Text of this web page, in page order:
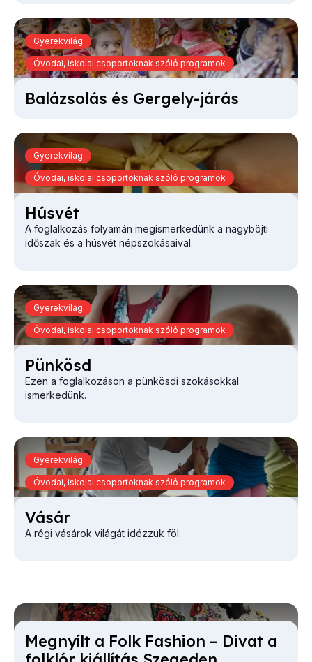
Ba­lá­zso­lás és Ger­gely-já­rás
Gyerekvilág
Óvodai, iskolai csoportoknak szóló programok
Hús­vét
A foglalkozás folyamán megismerkedünk a nagyböjti
időszak és a húsvét népszokásaival.
Gyerekvilág
Óvodai, iskolai csoportoknak szóló programok
Pün­kösd
Ezen a foglalkozáson a pünkösdi szokásokkal
ismerkedünk.
Gyerekvilág
Óvodai, iskolai csoportoknak szóló programok
Vá­sár
A régi vásárok világát idézzük föl.
Gyerekvilág
Óvodai, iskolai csoportoknak szóló programok
Meg­nyílt a Folk Fashi­on – Di­vat a